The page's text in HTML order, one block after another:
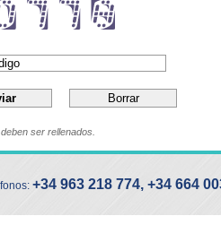
deben ser rellenados.
+34 963 218 774, +34 664